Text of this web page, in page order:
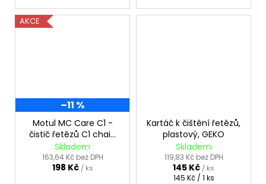
AKCE
–11 %
Motul MC Care C1 -
čistič řetězů C1 chain
clean, 400ml
Skladem
163,64 Kč bez DPH
198 Kč / ks
Kartáč k čištění řetězů,
plastový, GEKO
Skladem
119,83 Kč bez DPH
145 Kč / ks
Měrná
145 Kč / 1 ks